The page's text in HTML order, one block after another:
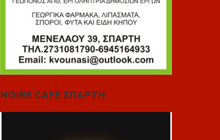
NOIRE CAFE ΣΠΑΡΤΗ